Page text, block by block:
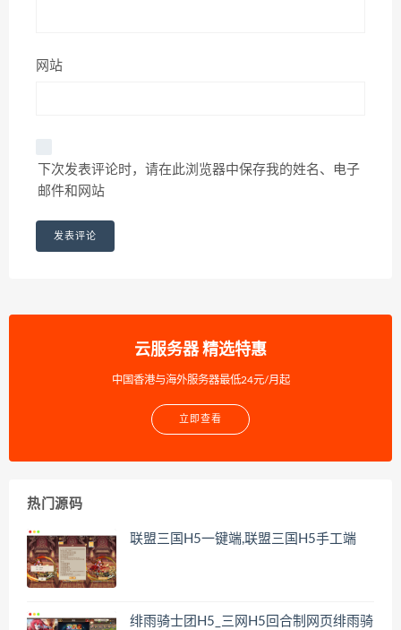
网站
下次发表评论时，请在此浏览器中保存我的姓名、电子
邮件和网站
云服务器 精选特惠
中国香港与海外服务器最低24元/月起
立即查看
热门源码
联盟三国H5一键端,联盟三国H5手工端
绯雨骑士团H5_三网H5回合制网页绯雨骑